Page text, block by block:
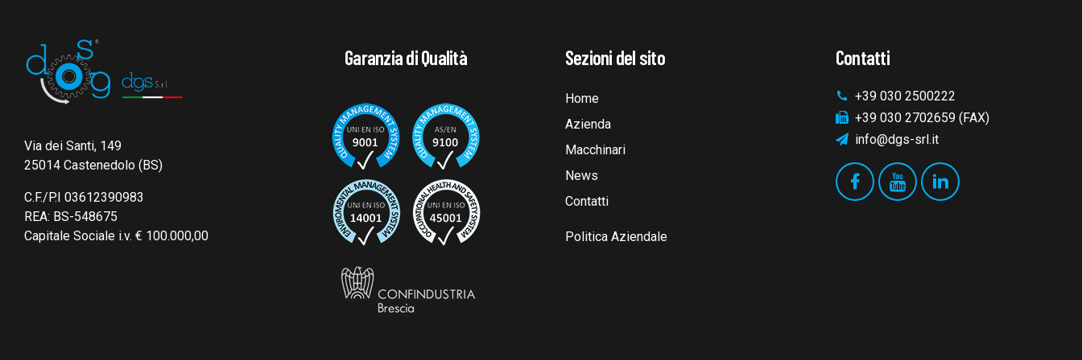
Via dei Santi, 149
25014 Castenedolo (BS)
C.F./P.I 03612390983
REA: BS-548675
Capitale Sociale i.v. € 100.000,00
Garanzia di Qualità Sezioni del sito
Home
Azienda
Macchinari
News
Contatti
Politica Aziendale
Contatti
+39 030 2500222
+39 030 2702659 (FAX)
info@dgs-srl.it